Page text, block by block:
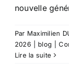
nouvelle
Par Maximilien
2026
blog
Lire la suite